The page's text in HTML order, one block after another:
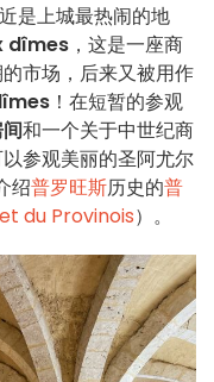
是上城最热闹的地
dîmes ，这是一座商
市场，后来又被用作
！在短暂的参观
和一个关于中世纪商
参观美丽的圣阿尤尔
绍普罗旺斯历史的普
du Provinois）。